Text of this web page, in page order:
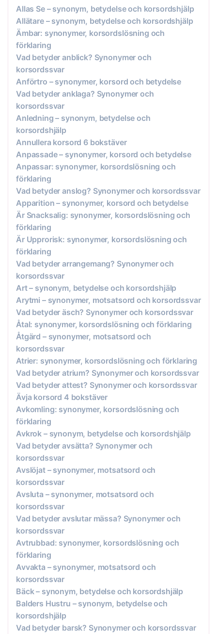
Allas Se – synonym, betydelse och korsordshjälp
Allätare – synonym, betydelse och korsordshjälp
Ämbar: synonymer, korsordslösning och
förklaring
Vad betyder anblick? Synonymer och
korsordssvar
Anförtro – synonymer, korsord och betydelse
Vad betyder anklaga? Synonymer och
korsordssvar
Anledning – synonym, betydelse och
korsordshjälp
Annullera korsord 6 bokstäver
Anpassade – synonymer, korsord och betydelse
Anpassar: synonymer, korsordslösning och
förklaring
Vad betyder anslog? Synonymer och korsordssvar
Apparition – synonymer, korsord och betydelse
Är Snacksalig: synonymer, korsordslösning och
förklaring
Är Upprorisk: synonymer, korsordslösning och
förklaring
Vad betyder arrangemang? Synonymer och
korsordssvar
Art – synonym, betydelse och korsordshjälp
Arytmi – synonymer, motsatsord och korsordssvar
Vad betyder äsch? Synonymer och korsordssvar
Åtal: synonymer, korsordslösning och förklaring
Åtgärd – synonymer, motsatsord och
korsordssvar
Atrier: synonymer, korsordslösning och förklaring
Vad betyder atrium? Synonymer och korsordssvar
Vad betyder attest? Synonymer och korsordssvar
Ävja korsord 4 bokstäver
Avkomling: synonymer, korsordslösning och
förklaring
Avkrok – synonym, betydelse och korsordshjälp
Vad betyder avsätta? Synonymer och
korsordssvar
Avslöjat – synonymer, motsatsord och
korsordssvar
Avsluta – synonymer, motsatsord och
korsordssvar
Vad betyder avslutar mässa? Synonymer och
korsordssvar
Avtrubbad: synonymer, korsordslösning och
förklaring
Avvakta – synonymer, motsatsord och
korsordssvar
Bäck – synonym, betydelse och korsordshjälp
Balders Hustru – synonym, betydelse och
korsordshjälp
Vad betyder barsk? Synonymer och korsordssvar